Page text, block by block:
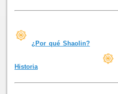
¿Por qué Shaolin?
Historia